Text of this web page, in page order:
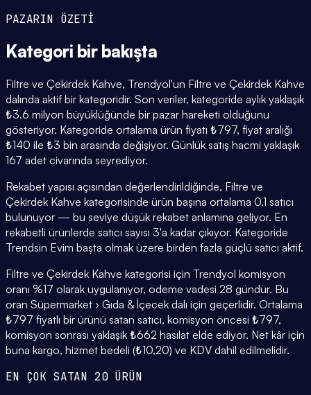
PAZARIN ÖZETİ
Kategori bir bakışta
Filtre ve Çekirdek Kahve, Trendyol'un Filtre ve Çekirdek Kahve
dalında aktif bir kategoridir. Son veriler, kategoride aylık yaklaşık
₺3.6 milyon büyüklüğünde bir pazar hareketi olduğunu
gösteriyor. Kategoride ortalama ürün fiyatı ₺797, fiyat aralığı
₺140 ile ₺3 bin arasında değişiyor. Günlük satış hacmi yaklaşık
167 adet civarında seyrediyor.
Rekabet yapısı açısından değerlendirildiğinde, Filtre ve
Çekirdek Kahve kategorisinde ürün başına ortalama 0.1 satıcı
bulunuyor — bu seviye düşük rekabet anlamına geliyor. En
rekabetli ürünlerde satıcı sayısı 3'a kadar çıkıyor. Kategoride
Trendsin Evim başta olmak üzere birden fazla güçlü satıcı aktif.
Filtre ve Çekirdek Kahve kategorisi için Trendyol komisyon
oranı %17 olarak uygulanıyor, ödeme vadesi 28 gündür. Bu
oran Süpermarket › Gıda & İçecek dalı için geçerlidir. Ortalama
₺797 fiyatlı bir ürünü satan satıcı, komisyon öncesi ₺797,
komisyon sonrası yaklaşık ₺662 hasılat elde ediyor. Net kâr için
buna kargo, hizmet bedeli (₺10,20) ve KDV dahil edilmelidir.
EN ÇOK SATAN 20 ÜRÜN